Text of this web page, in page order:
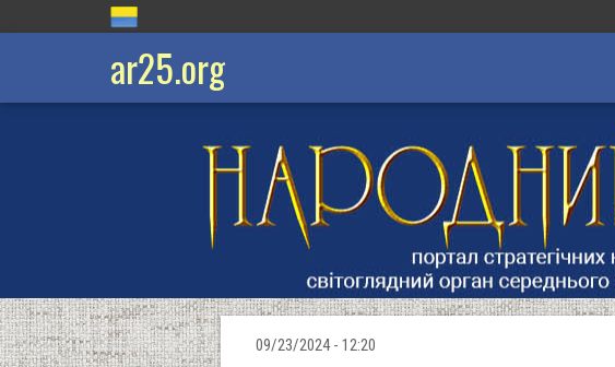
ar25.org
09/23/2024 - 12:20